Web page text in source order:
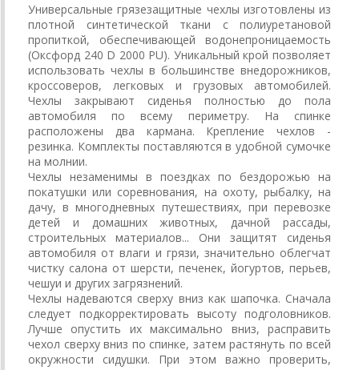
Универсальные грязезащитные чехлы изготовлены из
плотной синтетической ткани с полиуретановой
пропиткой, обеспечивающей водонепроницаемость
(Оксфорд 240 D 2000 PU). Уникальный крой позволяет
использовать чехлы в большинстве внедорожников,
кроссоверов, легковых и грузовых автомобилей.
Чехлы закрывают сиденья полностью до пола
автомобиля по всему периметру. На спинке
расположены два кармана. Крепление чехлов -
резинка. Комплекты поставляются в удобной сумочке
на молнии.
Чехлы незаменимы в поездках по бездорожью на
покатушки или соревнования, на охоту, рыбалку, на
дачу, в многодневных путешествиях, при перевозке
детей и домашних животных, дачной рассады,
строительных материалов... Они защитят сиденья
автомобиля от влаги и грязи, значительно облегчат
чистку салона от шерсти, печенек, йогуртов, перьев,
чешуи и других загрязнений.
Чехлы надеваются сверху вниз как шапочка. Сначала
следует подкорректировать высоту подголовников.
Лучше опустить их максимально вниз, расправить
чехол сверху вниз по спинке, затем растянуть по всей
окружности сидушки. При этом важно проверить,